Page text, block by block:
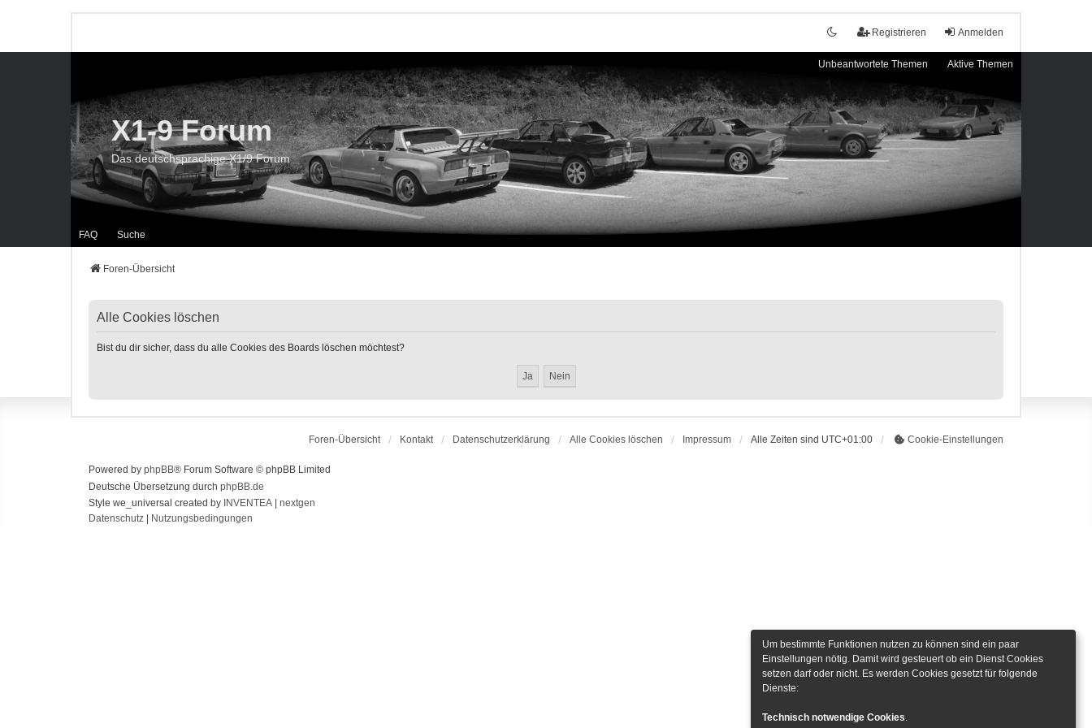
Anmelden
Registrieren
Unbeantwortete Themen Aktive Themen
FAQ Suche
X1-9 Forum
Das deutschsprachige X1/9 Forum
Foren-Übersicht
Alle Cookies löschen
Bist du dir sicher, dass du alle Cookies des Boards löschen möchtest?
Foren-Übersicht Kontakt Datenschutzerklärung Alle Cookies löschen Impressum Alle Zeiten sind UTC+01:00 Cookie-Einstellungen
Powered by phpBB® Forum Software © phpBB Limited
Deutsche Übersetzung durch phpBB.de
Style we_universal created by INVENTEA
nextgen
Datenschutz
Nutzungsbedingungen
Um bestimmte Funktionen nutzen zu können sind ein paar
Einstellungen nötig. Damit wird gesteuert ob ein Dienst Cookies
setzen darf oder nicht. Es werden Cookies gesetzt für folgende
Dienste:
Technisch notwendige Cookies.